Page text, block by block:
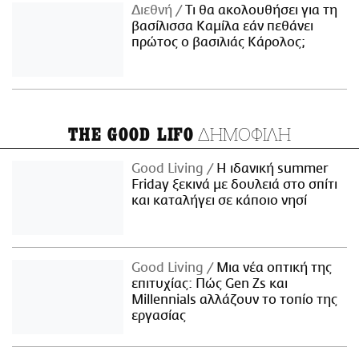
Διεθνή
Τι θα ακολουθήσει για τη
βασίλισσα Καμίλα εάν πεθάνει
πρώτος ο βασιλιάς Κάρολος;
THE GOOD LIFO ΔΗΜΟΦΙΛΗ
Good Living
Η ιδανική summer
Friday ξεκινά με δουλειά στο σπίτι
και καταλήγει σε κάποιο νησί
Good Living
Μια νέα οπτική της
επιτυχίας: Πώς Gen Zs και
Millennials αλλάζουν το τοπίο της
εργασίας